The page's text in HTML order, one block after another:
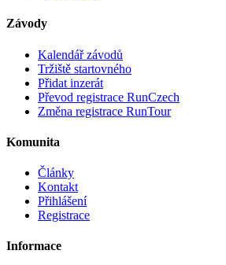
Závody
Kalendář závodů
Tržiště startovného
Přidat inzerát
Převod registrace RunCzech
Změna registrace RunTour
Komunita
Články
Kontakt
Přihlášení
Registrace
Informace